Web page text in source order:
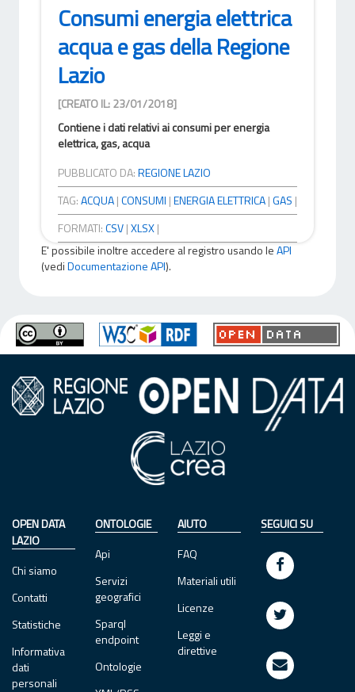
Consumi energia elettrica
acqua e gas della Regione
Lazio
[CREATO IL: 23/01/2018]
Contiene i dati relativi ai consumi per energia
elettrica, gas, acqua
PUBBLICATO DA:REGIONE LAZIO
TAG:ACQUA|CONSUMI |ENERGIA ELETTRICA|GAS |
FORMATI:CSV|XLSX|
E' possibile inoltre accedere al registro usando leAPI
(vediDocumentazione API).
OPEN DATA
LAZIO
Chi siamo
Contatti
Statistiche
Informativa
dati
personali
ONTOLOGIE
Api
Servizi
geografici
Sparql
endpoint
Ontologie
AIUTO
FAQ
Materiali utili
Licenze
Leggi e
direttive
SEGUICI SU